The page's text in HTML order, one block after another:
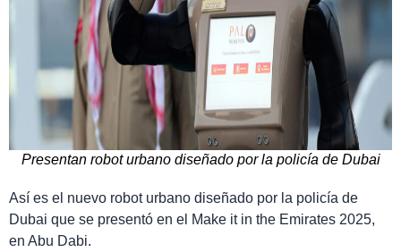
Presentan robot urbano diseñado por la policía de Dubai
Así es el nuevo robot urbano diseñado por la policía de
Dubai que se presentó en el Make it in the Emirates 2025,
en Abu Dabi.